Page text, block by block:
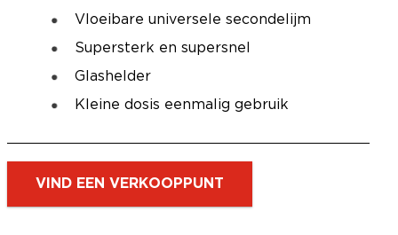
Vloeibare universele secondelijm
Supersterk en supersnel
Glashelder
Kleine dosis eenmalig gebruik
VIND EEN VERKOOPPUNT